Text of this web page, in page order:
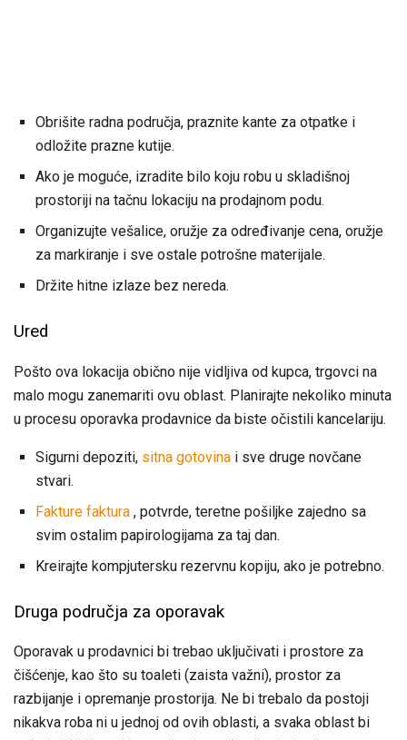
Obrišite radna područja, praznite kante za otpatke i
odložite prazne kutije.
Ako je moguće, izradite bilo koju robu u skladišnoj
prostoriji na tačnu lokaciju na prodajnom podu.
Organizujte vešalice, oružje za određivanje cena, oružje
za markiranje i sve ostale potrošne materijale.
Držite hitne izlaze bez nereda.
Ured
Pošto ova lokacija obično nije vidljiva od kupca, trgovci na
malo mogu zanemariti ovu oblast. Planirajte nekoliko minuta
u procesu oporavka prodavnice da biste očistili kancelariju.
Sigurni depoziti, sitna gotovina i sve druge novčane
stvari.
Fakture faktura , potvrde, teretne pošiljke zajedno sa
svim ostalim papirologijama za taj dan.
Kreirajte kompjutersku rezervnu kopiju, ako je potrebno.
Druga područja za oporavak
Oporavak u prodavnici bi trebao uključivati ​​i prostore za
čišćenje, kao što su toaleti (zaista važni), prostor za
razbijanje i opremanje prostorija. Ne bi trebalo da postoji
nikakva roba ni u jednoj od ovih oblasti, a svaka oblast bi